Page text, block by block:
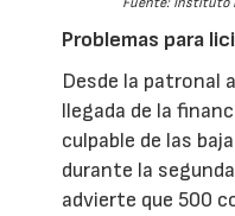
Problemas para
Desde la patronal
llegada de la
culpable de las
durante la
advierte que 500